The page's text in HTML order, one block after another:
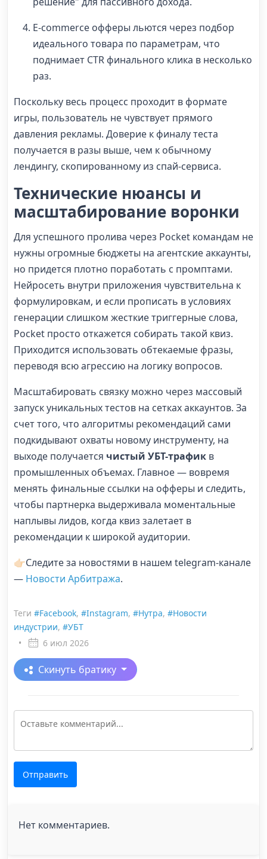
E-commerce офферы льются через подбор
идеального товара по параметрам, что
поднимает CTR финального клика в несколько
раз.
Поскольку весь процесс проходит в формате
игры, пользователь не чувствует прямого
давления рекламы. Доверие к финалу теста
получается в разы выше, чем к обычному
лендингу, скопированному из спай-сервиса.
Технические нюансы и
масштабирование воронки
Для успешного пролива через Pocket командам не
нужны огромные бюджеты на агентские аккаунты,
но придется плотно поработать с промптами.
Нейросеть внутри приложения чувствительна к
формулировкам, и если прописать в условиях
генерации слишком жесткие триггерные слова,
Pocket просто откажется собирать такой квиз.
Приходится использовать обтекаемые фразы,
переводя всю агрессию на логику вопросов.
Масштабировать связку можно через массовый
запуск уникальных тестов на сетках аккаунтов. За
счет того, что алгоритмы рекомендаций сами
подкидывают охваты новому инструменту, на
выходе получается чистый УБТ-трафик в
промышленных объемах. Главное — вовремя
менять финальные ссылки на офферы и следить,
чтобы партнерка выдерживала моментальные
наплывы лидов, когда квиз залетает в
рекомендации к широкой аудитории.
👉🏻Следите за новостями в нашем telegram-канале
— Новости Арбитража.
Теги #Facebook, #Instagram, #Нутра, #Новости
индустрии, #УБТ
•
6 июл 2026
Скинуть братику
Отправить
Нет комментариев.